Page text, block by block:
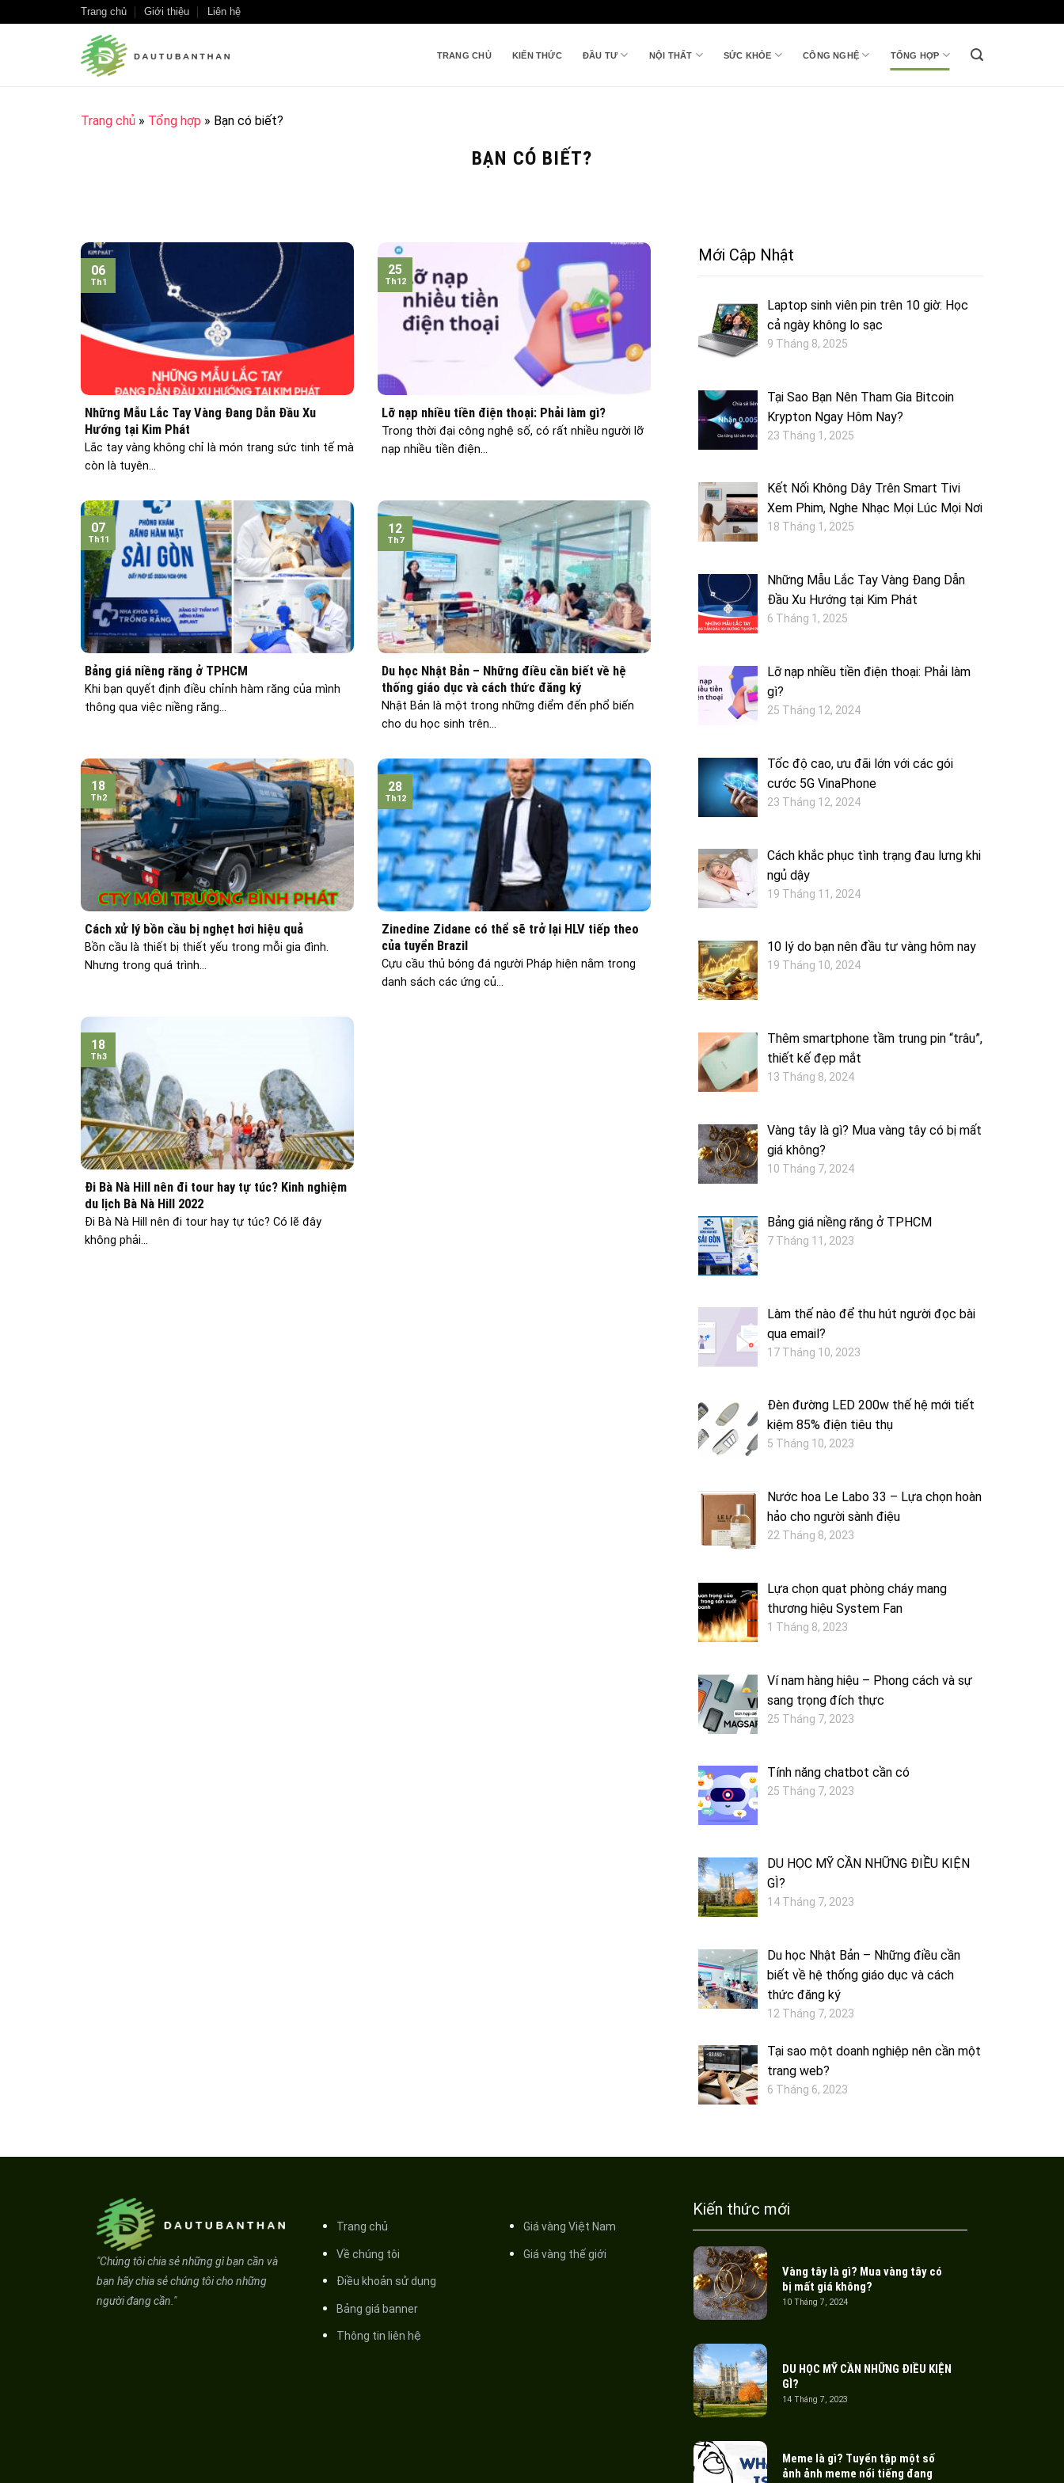
to
Trang chủ Giới thiệu Liên hệ
TRANG CHỦ KIẾN THỨC ĐẦU TƯ NỘI THẤT SỨC KHỎE CÔNG NGHỆ TỔNG HỢP
Trang chủ » Tổng hợp » Bạn có biết?
BẠN CÓ BIẾT?
Những Mẫu Lắc Tay Vàng Đang Dẫn Đầu Xu
Hướng tại Kim Phát
Lắc tay vàng không chỉ là món trang sức tinh tế mà
còn là tuyên...
06
Th1
Lỡ nạp nhiều tiền điện thoại: Phải làm gì?
Trong thời đại công nghệ số, có rất nhiều người lỡ
nạp nhiều tiền điện...
25
Th12
Bảng giá niềng răng ở TPHCM
Khi bạn quyết định điều chỉnh hàm răng của mình
thông qua việc niềng răng...
07
Th11
Du học Nhật Bản – Những điều cần biết về hệ
thống giáo dục và cách thức đăng ký
Nhật Bản là một trong những điểm đến phổ biến
cho du học sinh trên...
12
Th7
Cách xử lý bồn cầu bị nghẹt hơi hiệu quả
Bồn cầu là thiết bị thiết yếu trong mỗi gia đình.
Nhưng trong quá trình...
18
Th2
Zinedine Zidane có thể sẽ trở lại HLV tiếp theo
của tuyển Brazil
Cựu cầu thủ bóng đá người Pháp hiện nằm trong
danh sách các ứng củ...
28
Th12
Đi Bà Nà Hill nên đi tour hay tự túc? Kinh nghiệm
du lịch Bà Nà Hill 2022
Đi Bà Nà Hill nên đi tour hay tự túc? Có lẽ đây
không phải...
18
Th3
Mới Cập Nhật
Laptop sinh viên pin trên 10 giờ: Học
cả ngày không lo sạc
9 Tháng 8, 2025
Tại Sao Bạn Nên Tham Gia Bitcoin
Krypton Ngay Hôm Nay?
23 Tháng 1, 2025
Kết Nối Không Dây Trên Smart Tivi
Xem Phim, Nghe Nhạc Mọi Lúc Mọi Nơi
18 Tháng 1, 2025
Những Mẫu Lắc Tay Vàng Đang Dẫn
Đầu Xu Hướng tại Kim Phát
6 Tháng 1, 2025
Lỡ nạp nhiều tiền điện thoại: Phải làm
gì?
25 Tháng 12, 2024
Tốc độ cao, ưu đãi lớn với các gói
cước 5G VinaPhone
23 Tháng 12, 2024
Cách khắc phục tình trạng đau lưng khi
ngủ dậy
19 Tháng 11, 2024
10 lý do bạn nên đầu tư vàng hôm nay
19 Tháng 10, 2024
Thêm smartphone tầm trung pin “trâu”,
thiết kế đẹp mắt
13 Tháng 8, 2024
Vàng tây là gì? Mua vàng tây có bị mất
giá không?
10 Tháng 7, 2024
Bảng giá niềng răng ở TPHCM
7 Tháng 11, 2023
Làm thế nào để thu hút người đọc bài
qua email?
17 Tháng 10, 2023
Đèn đường LED 200w thế hệ mới tiết
kiệm 85% điện tiêu thụ
5 Tháng 10, 2023
Nước hoa Le Labo 33 – Lựa chọn hoàn
hảo cho người sành điệu
22 Tháng 8, 2023
Lựa chọn quạt phòng cháy mang
thương hiệu System Fan
1 Tháng 8, 2023
Ví nam hàng hiệu – Phong cách và sự
sang trọng đích thực
25 Tháng 7, 2023
Tính năng chatbot cần có
25 Tháng 7, 2023
DU HỌC MỸ CẦN NHỮNG ĐIỀU KIỆN
GÌ?
14 Tháng 7, 2023
Du học Nhật Bản – Những điều cần
biết về hệ thống giáo dục và cách
thức đăng ký
12 Tháng 7, 2023
Tại sao một doanh nghiệp nên cần một
trang web?
6 Tháng 6, 2023
"Chúng tôi chia sẻ những gì bạn cần và
bạn hãy chia sẻ chúng tôi cho những
người đang cần."
Trang chủ
Về chúng tôi
Điều khoản sử dụng
Bảng giá banner
Thông tin liên hệ
Giá vàng Việt Nam
Giá vàng thế giới
Kiến thức mới
Vàng tây là gì? Mua vàng tây có
bị mất giá không?
10 Tháng 7, 2024
DU HỌC MỸ CẦN NHỮNG ĐIỀU KIỆN
GÌ?
14 Tháng 7, 2023
Meme là gì? Tuyển tập một số
ảnh ảnh meme nổi tiếng đang